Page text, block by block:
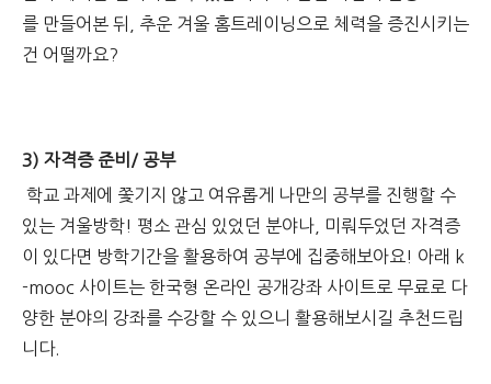
를 만들어본 뒤, 추운 겨울 홈트레이닝으로 체력을 증진시키는
건 어떨까요?
3) 자격증 준비/ 공부
학교 과제에 쫓기지 않고 여유롭게 나만의 공부를 진행할 수
있는 겨울방학! 평소 관심 있었던 분야나, 미뤄두었던 자격증
이 있다면 방학기간을 활용하여 공부에 집중해보아요! 아래 k
-mooc 사이트는 한국형 온라인 공개강좌 사이트로 무료로 다
양한 분야의 강좌를 수강할 수 있으니 활용해보시길 추천드립
니다.